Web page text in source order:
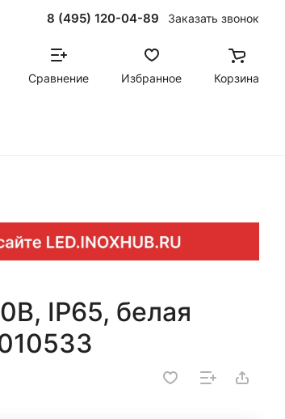
8 (495) 120-04-89 Заказать звонок
Сравнение Избранное Корзина
IP65, белая